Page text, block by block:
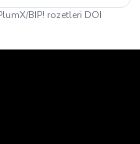
BIP! rozetleri DOI